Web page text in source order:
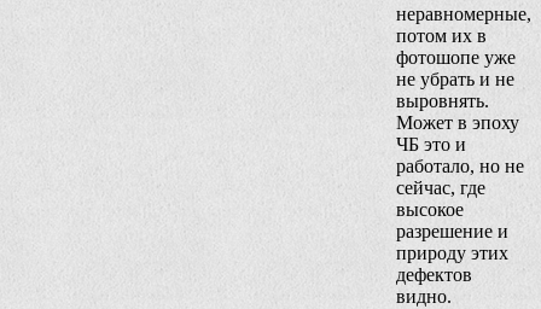
неравномерные,
потом их в
фотошопе уже
не убрать и не
выровнять.
Может в эпоху
ЧБ это и
работало, но не
сейчас, где
высокое
разрешение и
природу этих
дефектов
видно.